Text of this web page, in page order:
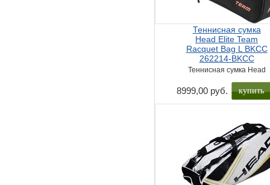
Теннисная сумка
Head Elite Team
Racquet Bag L BKCC
262214-BKCC
Теннисная сумка Head
8999,00 руб. купить